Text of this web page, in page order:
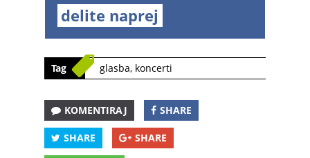
delite naprej
Tag glasba, koncerti
KOMENTIRAJ SHARE
SHARE SHARE